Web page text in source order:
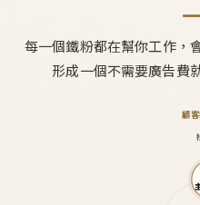
每一個鐵粉都在幫你工作，
形成一個不需要廣告費
顧